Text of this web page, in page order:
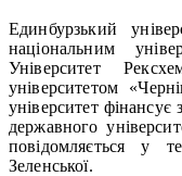
Единбурзький
національним
Університет
університетом
університет
державного
повідомляється у
Зеленської.